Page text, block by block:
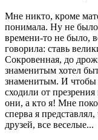
Мне никто, кроме
понимала. Ну не
времени-то не было,
говорила: ставь
Сокровенная, до
знаменитым хотел
знаменитым. И чтобы
сходили от
они, а кто я! Мне
сперва я
друзей, все веселые...